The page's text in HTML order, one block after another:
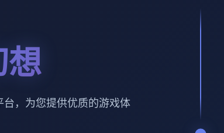
想
，为您提供优质的游戏体